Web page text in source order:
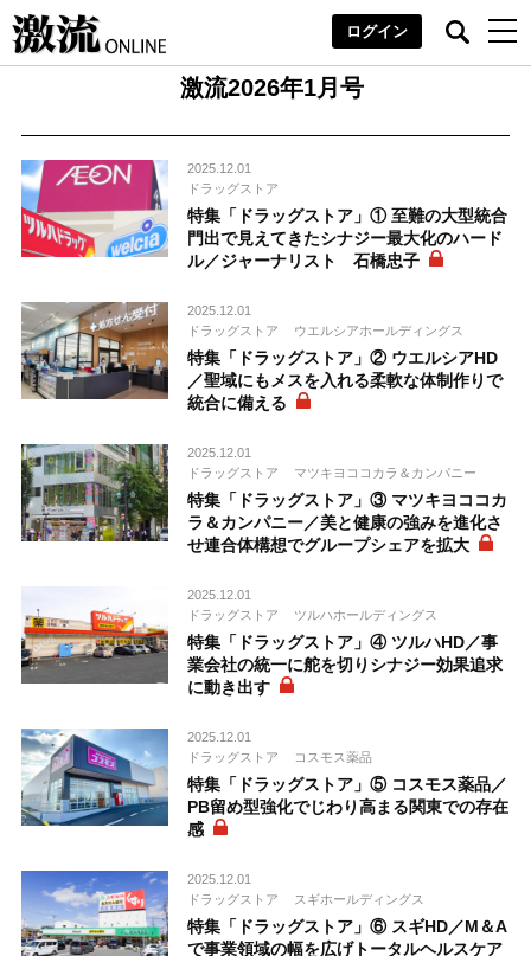
ログイン
激流2026年1月号
2025.12.01
ドラッグストア
特集「ドラッグストア」① 至難の大型統合
門出で見えてきたシナジー最大化のハード
ル／ジャーナリスト 石橋忠子
2025.12.01
ドラッグストア
ウエルシアホールディングス
特集「ドラッグストア」② ウエルシアHD
／聖域にもメスを入れる柔軟な体制作りで
統合に備える
2025.12.01
ドラッグストア
マツキヨココカラ＆カンパニー
特集「ドラッグストア」③ マツキヨココカ
ラ＆カンパニー／美と健康の強みを進化さ
せ連合体構想でグループシェアを拡大
2025.12.01
ドラッグストア
ツルハホールディングス
特集「ドラッグストア」④ ツルハHD／事
業会社の統一に舵を切りシナジー効果追求
に動き出す
2025.12.01
ドラッグストア
コスモス薬品
特集「ドラッグストア」⑤ コスモス薬品／
PB留め型強化でじわり高まる関東での存在
感
2025.12.01
ドラッグストア
スギホールディングス
特集「ドラッグストア」⑥ スギHD／M＆A
で事業領域の幅を広げトータルヘルスケア